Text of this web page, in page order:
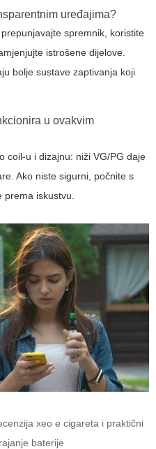
uređajima?
spremnik, koristite
istrošene dijelove.
bolje sustave zaptivanja koji
u ovakvim
coil-u i dizajnu: niži VG/PG daje
Ako niste sigurni, počnite s
iskustvu.
xeo e cigareta i praktični
baterije